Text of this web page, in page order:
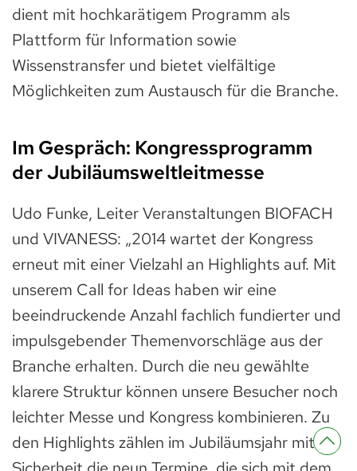
dient mit hochkarätigem Programm als
Plattform für Information sowie
Wissenstransfer und bietet vielfältige
Möglichkeiten zum Austausch für die Branche.
Im Gespräch: Kongressprogramm
der Jubiläumsweltleitmesse
Udo Funke, Leiter Veranstaltungen BIOFACH
und VIVANESS: „2014 wartet der Kongress
erneut mit einer Vielzahl an Highlights auf. Mit
unserem Call for Ideas haben wir eine
beeindruckende Anzahl fachlich fundierter und
impulsgebender Themenvorschläge aus der
Branche erhalten. Durch die neu gewählte
klarere Struktur können unsere Besucher noch
leichter Messe und Kongress kombinieren. Zu
den Highlights zählen im Jubiläumsjahr mit